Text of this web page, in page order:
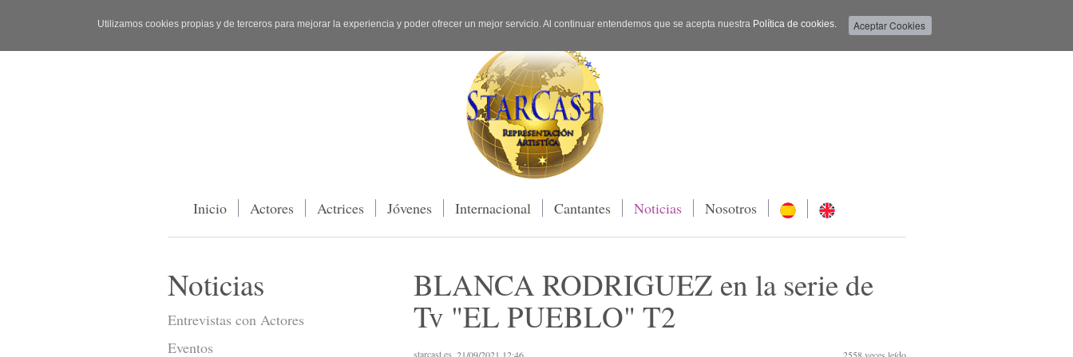
Utilizamos cookies propias y de terceros para mejorar la experiencia y poder ofrecer un mejor servicio. Al continuar entendemos que se acepta nuestra Política de cookies.
Inicio Actores Actrices Jóvenes Internacional Cantantes Noticias Nosotros
BLANCA RODRIGUEZ en la serie de
Tv "EL PUEBLO" T2
starcast.es
Noticias
Entrevistas con Actores
Eventos